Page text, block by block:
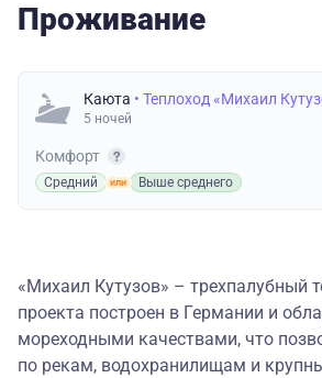
Проживание
Каюта • Теплоход «Михаил
5 ночей
Комфорт
Средний Выше среднего
«Михаил Кутузов» – трехпалубный
проекта построен в Германии и
мореходными качествами, что
по рекам, водохранилищам и